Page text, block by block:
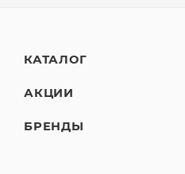
КАТАЛОГ
АКЦИИ
БРЕНДЫ